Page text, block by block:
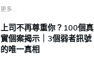
更多...
上司不再尊重你？100個真
實個案揭示｜3個弱者訊號
的唯一真相